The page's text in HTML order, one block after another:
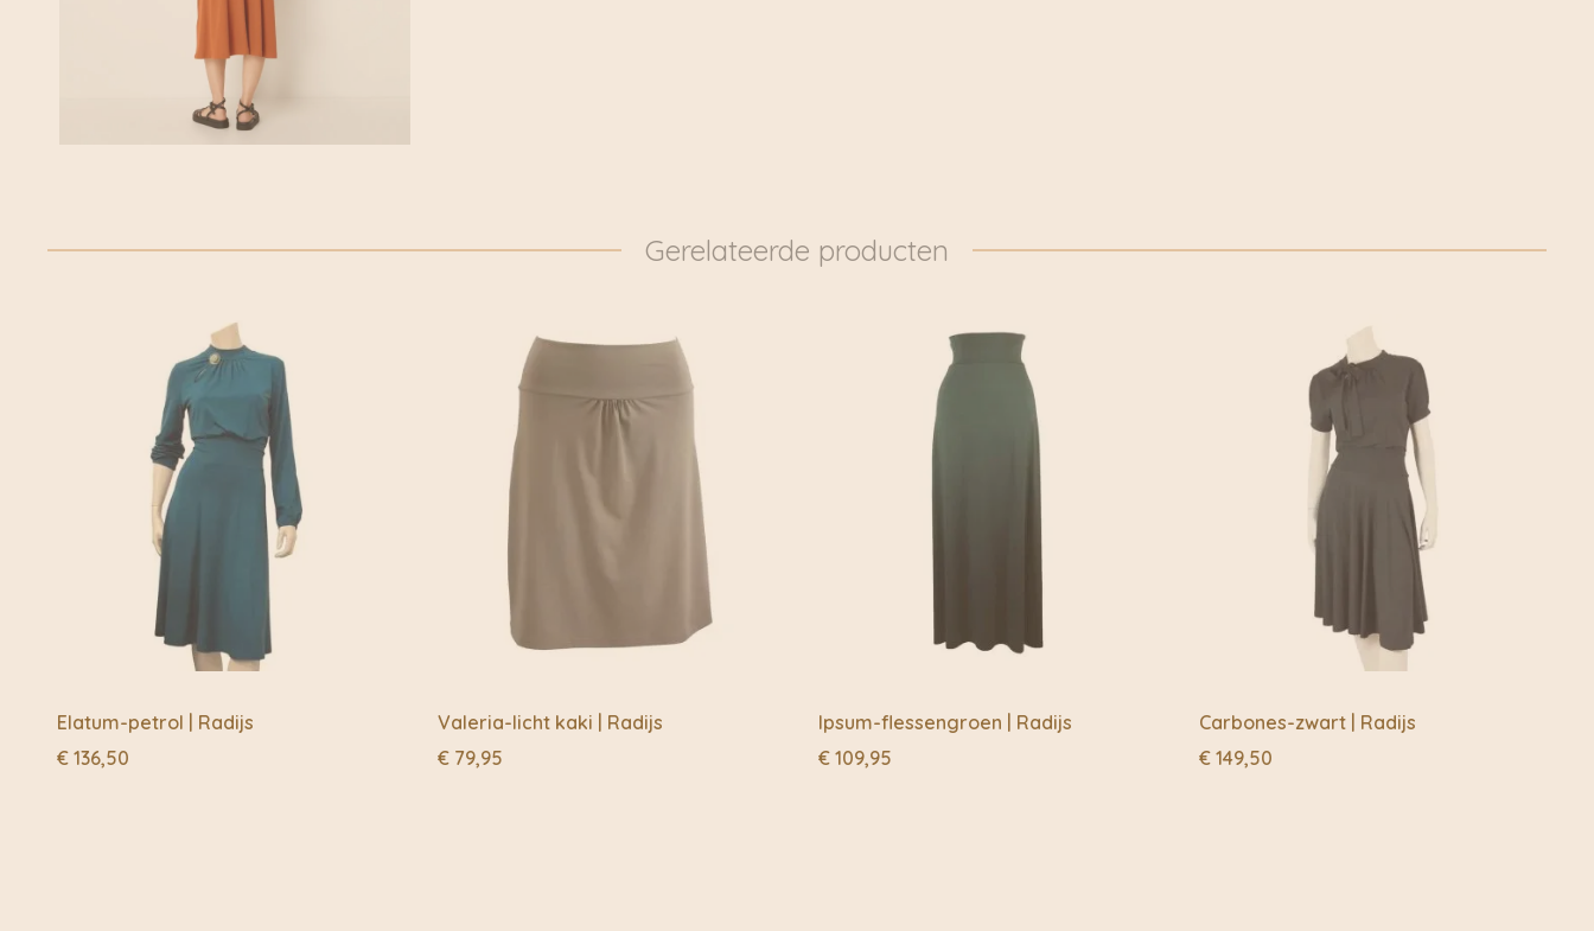
dat Emma François de eerste mystieke impact voelde, het keerpunt dat de
dingen maken, onvoorwaardelijk puttend uit een erfenis van technieken en
knowhow, begreep ze eindelijk wat ze moest doen en vond ze haar eigen weg.
Is het een kwestie van luisteren naar trends om te anticiperen op tinten, bedrukte
stoffen, vormen en snitten? Ja, natuurlijk, maar eerst en vooral gaat het om
vertrouwen op je instinct, de emoties die je oppikt elke keer dat je uitgaat, of het
nu gewoon een geweldige avond in de stad is of een reis naar een verre plek.
Commerciële concessies kunnen er in ieder geval niet zijn want, zoals ze het zelf
zo mooi verwoordt: “Als je geen gevoel hebt voor wat je doet, gaat het nooit
Dit vermogen tot polymorfe en selectieve aandacht is zeker een van de sleutels
tot Sessùns identiteit. Dat van een merk dat subtiel neigt naar tijdloosheid en
Vanaf het begin is het een erezaak geweest om kwaliteitsproducten aan te
bieden, gemaakt met respect voor mensen en knowhow. Hoewel de uitdagingen
Gerelateerde producten
Elatum-petrol | Radijs
€ 136,50
Valeria-licht kaki | Radijs
€ 79,95
Ipsum-flessengroen | Radijs
€ 109,95
Carbones-zwart | Radijs
€ 149,50